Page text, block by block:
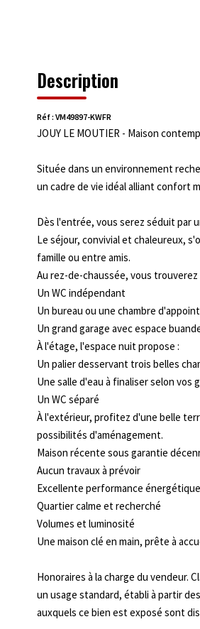
Description
Réf : VM49897-KWFR
JOUY LE MOUTIER - Maison
Située dans un environnement
un cadre de vie idéal alliant confort
Dès l'entrée, vous serez séduit par
Le séjour, convivial et chaleureux,
famille ou entre amis.
Au rez-de-chaussée, vous trouverez
Un WC indépendant
Un bureau ou une chambre
Un grand garage avec espace
À l'étage, l'espace nuit propose :
Un palier desservant trois belles
Une salle d'eau à finaliser selon vos
Un WC séparé
À l'extérieur, profitez d'une belle
possibilités d'aménagement.
Maison récente sous garantie
Aucun travaux à prévoir
Excellente performance
Quartier calme et recherché
Volumes et luminosité
Une maison clé en main, prête à
Honoraires à la charge du vendeur.
un usage standard, établi à partir
auxquels ce bien est exposé sont